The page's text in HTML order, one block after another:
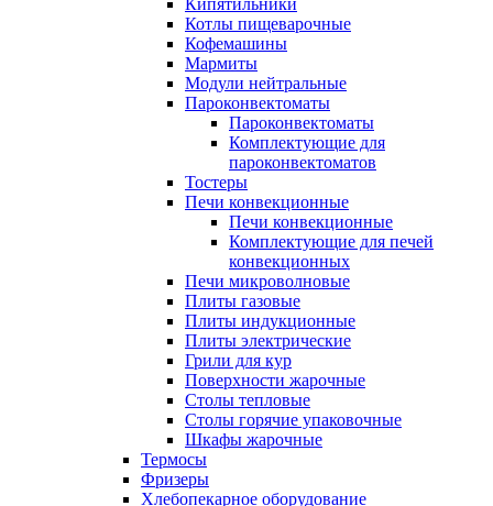
Кипятильники
Котлы пищеварочные
Кофемашины
Мармиты
Модули нейтральные
Пароконвектоматы
Пароконвектоматы
Комплектующие для
пароконвектоматов
Тостеры
Печи конвекционные
Печи конвекционные
Комплектующие для печей
конвекционных
Печи микроволновые
Плиты газовые
Плиты индукционные
Плиты электрические
Грили для кур
Поверхности жарочные
Столы тепловые
Столы горячие упаковочные
Шкафы жарочные
Термосы
Фризеры
Хлебопекарное оборудование